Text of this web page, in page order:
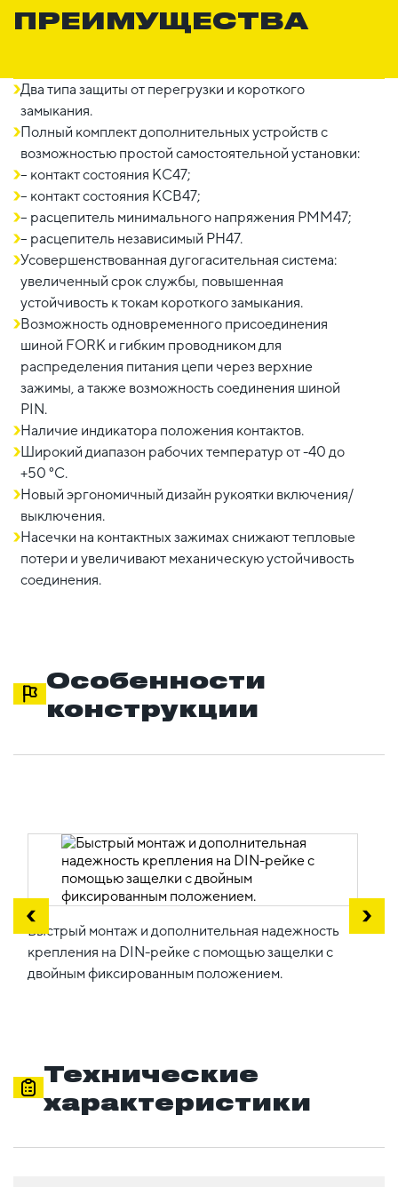
ПРЕИМУЩЕСТВА
Два типа защиты от перегрузки и короткого
замыкания.
Полный комплект дополнительных устройств с
возможностью простой самостоятельной установки:
– контакт состояния КС47;
– контакт состояния КСВ47;
– расцепитель минимального напряжения РММ47;
– расцепитель независимый РН47.
Усовершенствованная дугогасительная система:
увеличенный срок службы, повышенная
устойчивость к токам короткого замыкания.
Возможность одновременного присоединения
шиной FORK и гибким проводником для
распределения питания цепи через верхние
зажимы, а также возможность соединения шиной
PIN.
Наличие индикатора положения контактов.
Широкий диапазон рабочих температур от -40 до
+50 °С.
Новый эргономичный дизайн рукоятки включения/
выключения.
Насечки на контактных зажимах снижают тепловые
потери и увеличивают механическую устойчивость
соединения.
Особенности
конструкции
Быстрый монтаж и дополнительная надежность
крепления на DIN-рейке с помощью защелки с
двойным фиксированным положением.
Технические
характеристики